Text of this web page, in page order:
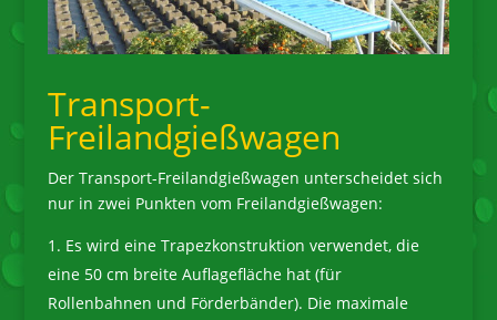
Transport-
Freilandgießwagen
Der Transport-Freilandgießwagen unterscheidet sich
nur in zwei Punkten vom Freilandgießwagen:
Es wird eine Trapezkonstruktion verwendet, die
eine 50 cm breite Auflagefläche hat (für
Rollenbahnen und Förderbänder). Die maximale